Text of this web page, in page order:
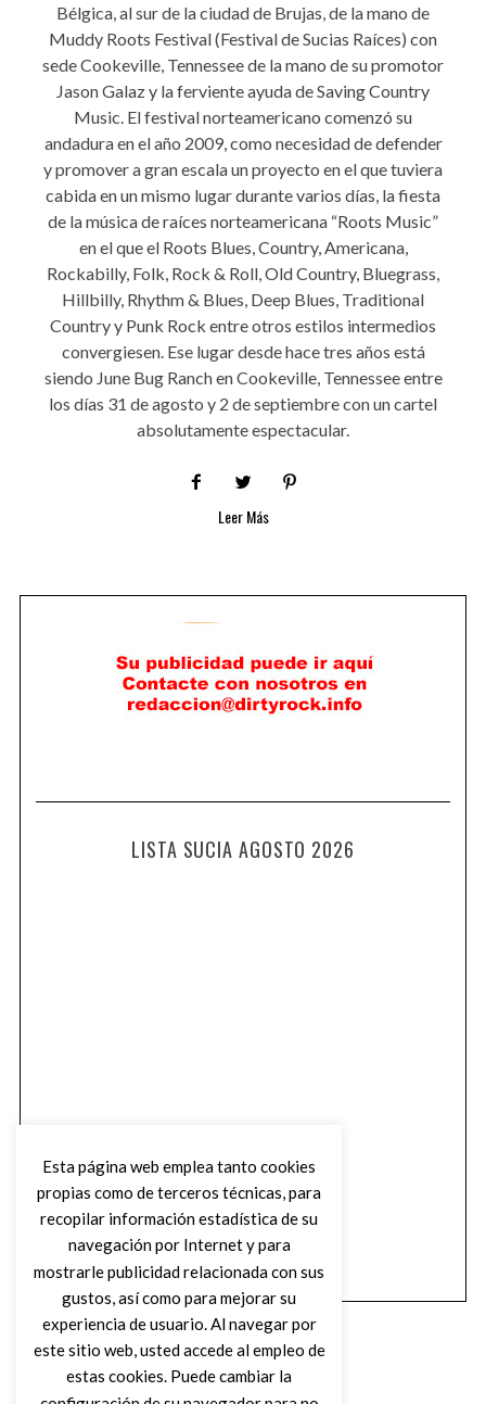
Bélgica, al sur de la ciudad de Brujas, de la mano de
Muddy Roots Festival (Festival de Sucias Raíces) con
sede Cookeville, Tennessee de la mano de su promotor
Jason Galaz y la ferviente ayuda de Saving Country
Music. El festival norteamericano comenzó su
andadura en el año 2009, como necesidad de defender
y promover a gran escala un proyecto en el que tuviera
cabida en un mismo lugar durante varios días, la fiesta
de la música de raíces norteamericana “Roots Music”
en el que el Roots Blues, Country, Americana,
Rockabilly, Folk, Rock & Roll, Old Country, Bluegrass,
Hillbilly, Rhythm & Blues, Deep Blues, Traditional
Country y Punk Rock entre otros estilos intermedios
convergiesen. Ese lugar desde hace tres años está
siendo June Bug Ranch en Cookeville, Tennessee entre
los días 31 de agosto y 2 de septiembre con un cartel
absolutamente espectacular.
Leer Más
LISTA SUCIA AGOSTO 2026
Esta página web emplea tanto cookies
propias como de terceros técnicas, para
recopilar información estadística de su
navegación por Internet y para
mostrarle publicidad relacionada con sus
gustos, así como para mejorar su
experiencia de usuario. Al navegar por
este sitio web, usted accede al empleo de
estas cookies. Puede cambiar la